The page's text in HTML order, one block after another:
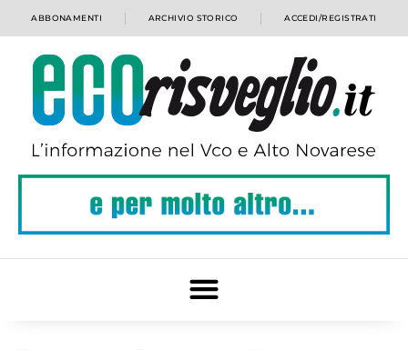
ABBONAMENTI ARCHIVIO STORICO ACCEDI/REGISTRATI